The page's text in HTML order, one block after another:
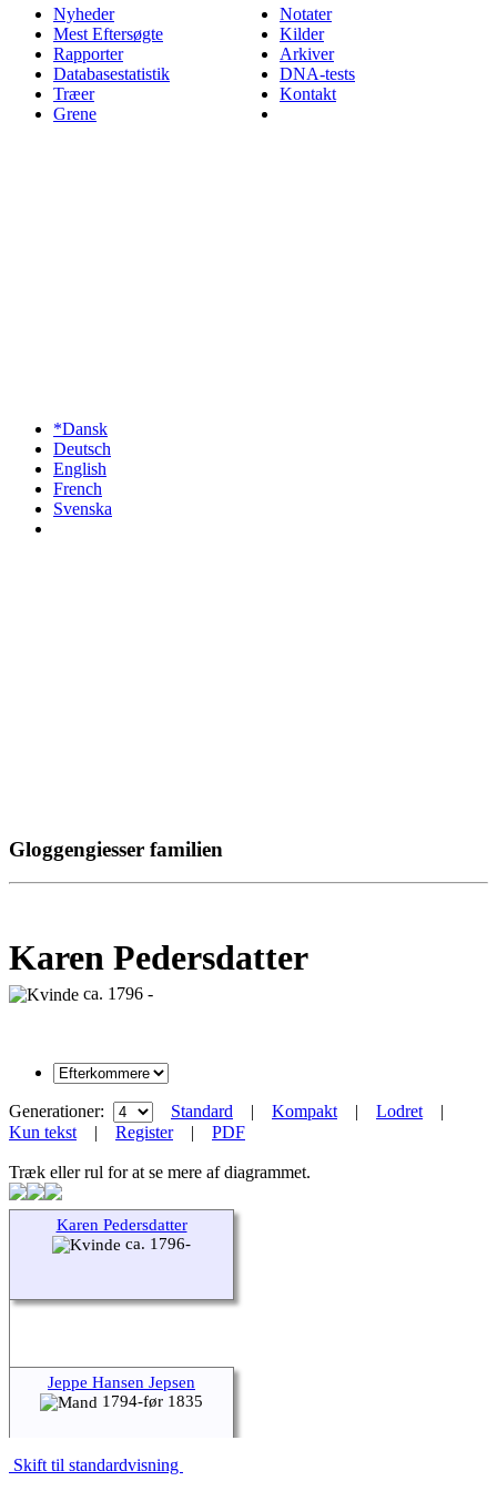
Nyheder
Mest Eftersøgte
Rapporter
Databasestatistik
Træer
Grene
Notater
Kilder
Arkiver
DNA-tests
Kontakt
*Dansk
Deutsch
English
French
Svenska
Gloggengiesser familien
Karen Pedersdatter
ca. 1796 -
Generationer: Standard | Kompakt | Lodret |
Kun tekst | Register| PDF
Træk eller rul for at se mere af diagrammet.
Karen Pedersdatter
ca. 1796-
Jeppe Hansen Jepsen
1794-før 1835
Skift til standardvisning